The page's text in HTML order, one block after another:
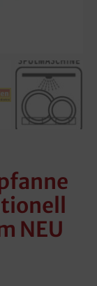
NEU